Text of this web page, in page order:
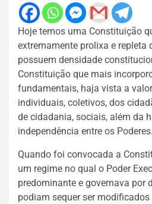
Hoje temos uma Constituição
extremamente prolixa e repleta
possuem densidade
Constituição que mais
fundamentais, haja vista a
individuais, coletivos, dos
de cidadania, sociais, além da
independência entre os Poderes.
Quando foi convocada a
um regime no qual o Poder
predominante e governava por
podiam sequer ser modificados